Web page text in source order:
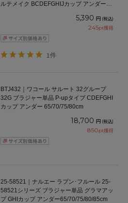
ルテメイク BCDEFGHIJカップ アンダー
5,390 円 (税込)
245pt獲得
1件
BTJ432｜ワコール サルート 32グループ
32G ブラジャー単品 P-upタイプ CDEFGHI
カップ アンダー 65/70/75/80cm
18,700 円 (税込)
850pt獲得
25-58521｜ナルエー ラプン･フルール 25-
58521シリーズ ブラジャー単品 グラマアッ
プ GHIカップ アンダー65/70/75/80/85cm